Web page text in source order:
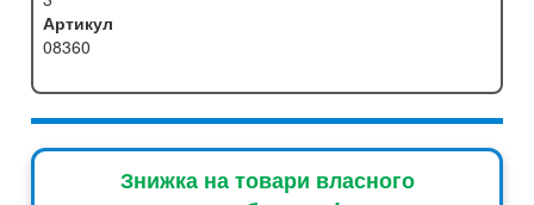
Артикул
08360
Знижка на товари власного